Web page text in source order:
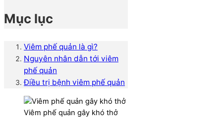
Mục lục
Viêm phế quản là gì?
Nguyên nhân dẫn tới viêm
phế quản
Điều trị bệnh viêm phế quản
Viêm phế quản gây khó thở